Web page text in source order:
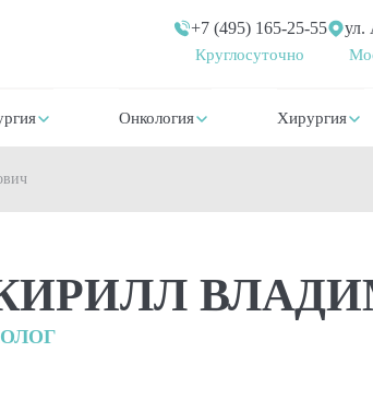
Круглосуточно
+7 (495) 165-25-55 ул.
Онкология Хирургия